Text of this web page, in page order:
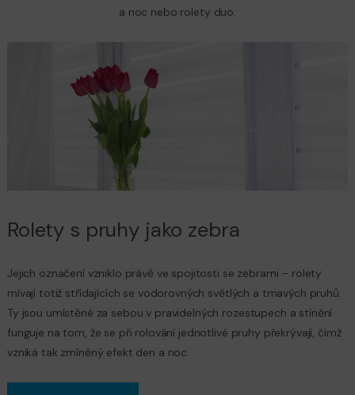
a noc nebo rolety duo.
Rolety s pruhy jako zebra
Jejich označení vzniklo právě ve spojitosti se zebrami – rolety
mívají totiž střídajících se vodorovných světlých a tmavých pruhů.
Ty jsou umístěné za sebou v pravidelných rozestupech a stínění
funguje na tom, že se při rolování jednotlivé pruhy překrývají, čímž
vzniká tak zmíněný efekt den a noc.